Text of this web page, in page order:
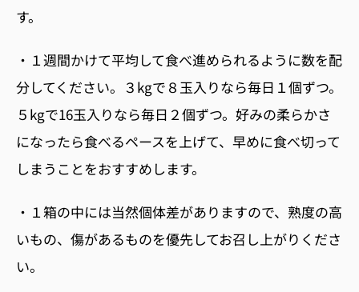
す。
・１週間かけて平均して食べ進められるように数を配
分してください。 ３kgで ８ 玉入りなら毎日 １個ずつ。
５kgで16玉入りなら毎日２個ずつ。好みの柔らかさ
になったら食べるペースを上げて、早めに食べ切って
しまうことをおすすめします。
・１箱の中には当然個体差がありますので、熟度の高
いもの、傷があるものを優先してお召し上がりくださ
い。